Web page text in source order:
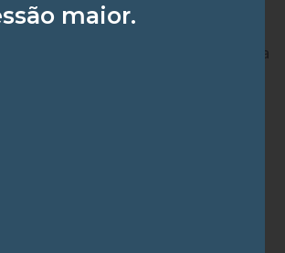
podem ser encontrados no óleo da
(CBD) um dos mais
aplicações terapêuticas abrangem
como a epilepsia, doença de
do sono, tratamento para
dor, entre outros.
da cannabis medicinal, assim como
maior.